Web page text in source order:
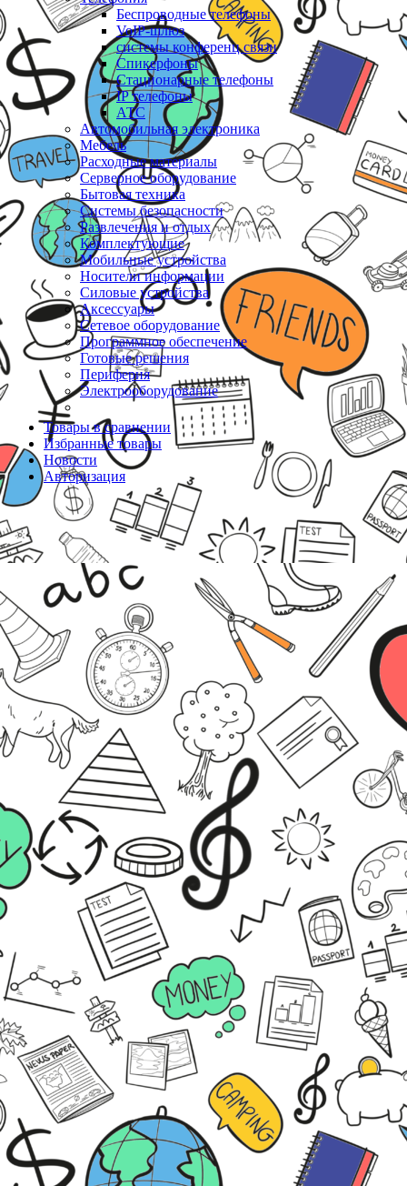
Беспроводные телефоны
VoIP-шлюз
системы конференц связи
Спикерфоны
Стационарные телефоны
IP телефоны
АТС
Автомобильная электроника
Мебель
Расходные материалы
Серверное оборудование
Бытовая техника
Системы безопасности
Развлечения и отдых
Комплектующие
Мобильные устройства
Носители информации
Силовые устройства
Аксессуары
Сетевое оборудование
Программное обеспечение
Готовые решения
Периферия
Электрооборудование
Товары в сравнении
Избранные товары
Новости
Авторизация